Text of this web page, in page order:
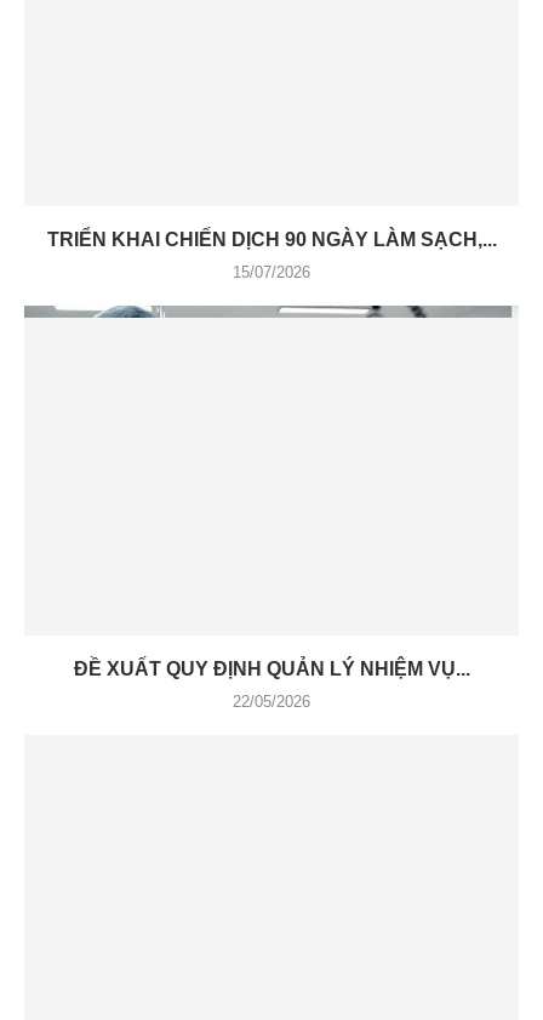
TRIỂN KHAI CHIẾN DỊCH 90 NGÀY LÀM SẠCH,...
15/07/2026
ĐỀ XUẤT QUY ĐỊNH QUẢN LÝ NHIỆM VỤ...
22/05/2026